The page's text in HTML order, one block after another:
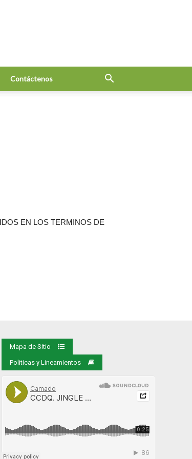
Contáctenos
EN LOS TERMINOS DE
Mapa de Sitio
Politicas y Lineamientos